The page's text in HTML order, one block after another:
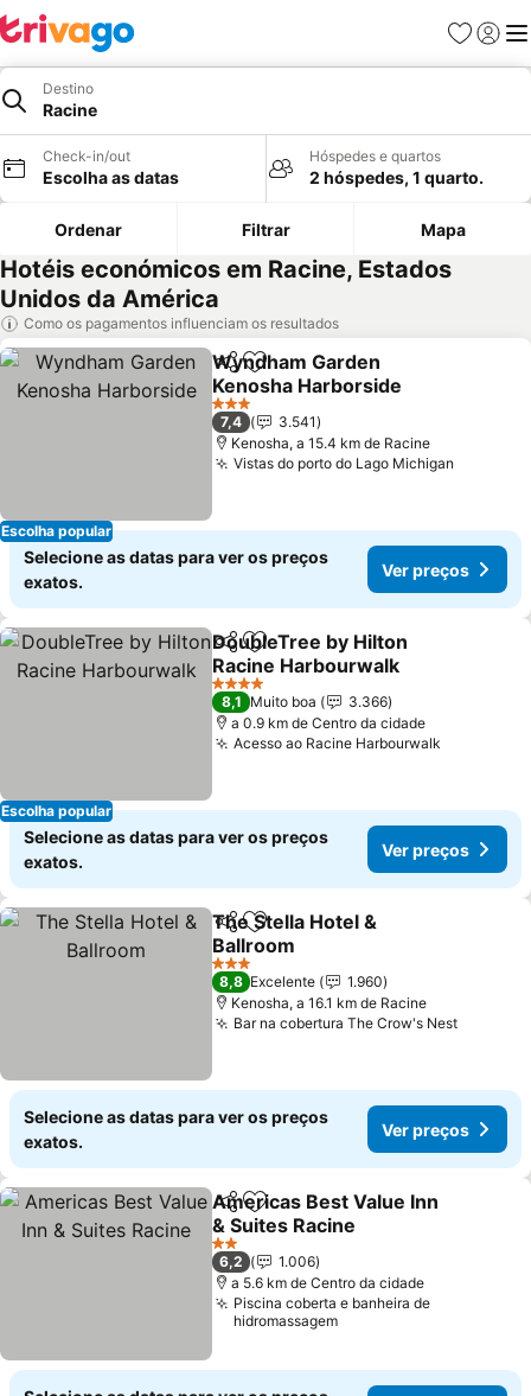
Favoritos
Iniciar
Destino
Racine
Check-in/out
Escolha as datas
Hóspedes e quartos
2 hóspedes, 1 quarto.
Ordenar Filtrar Mapa
Hotéis económicos em Racine, Estados
Unidos da América
Como os pagamentos influenciam os resultados
Escolha popular
PartilharAdicionar aos favoritos
Wyndham Garden
Kenosha Harborside
3 Estrelas
7,4
3.541
Kenosha, a 15.4 km de Racine
Vistas do porto do Lago Michigan
Selecione as datas para ver os preços
exatos.
Ver preços
Escolha popular
PartilharAdicionar aos favoritos
DoubleTree by Hilton
Racine Harbourwalk
4 Estrelas
8,1 Muito boa
3.366
a 0.9 km de Centro da cidade
Acesso ao Racine Harbourwalk
Selecione as datas para ver os preços
exatos.
Ver preços
PartilharAdicionar aos favoritos
The Stella Hotel &
Ballroom
3 Estrelas
8,8 Excelente
1.960
Kenosha, a 16.1 km de Racine
Bar na cobertura The Crow's Nest
Selecione as datas para ver os preços
exatos.
Ver preços
PartilharAdicionar aos favoritos
Americas Best Value Inn
& Suites Racine
2 Estrelas
6,2
1.006
a 5.6 km de Centro da cidade
Piscina coberta e banheira de
hidromassagem